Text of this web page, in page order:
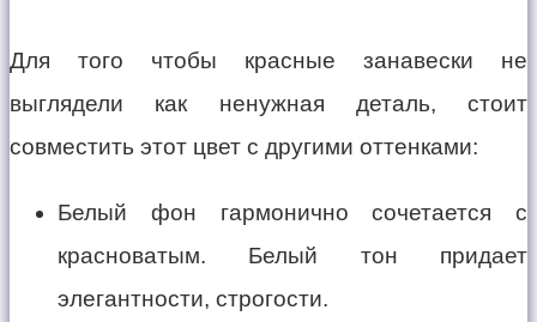
Для того чтобы красные занавески не
выглядели как ненужная деталь, стоит
совместить этот цвет с другими оттенками:
Белый фон гармонично сочетается с
красноватым. Белый тон придает
элегантности, строгости.